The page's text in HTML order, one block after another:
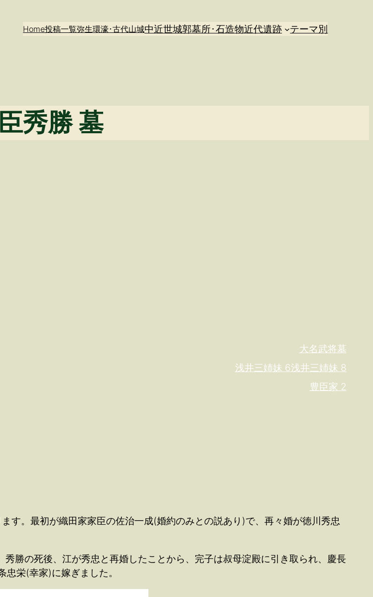
Home投稿一覧弥生環濠･古代山城中近世城郭墓所･石造物近代遺跡 テーマ別
秀勝 墓
大名武将墓
浅井三姉妹 6浅井三姉妹 8
豊臣家 2
す。最初が織田家家臣の佐治一成(婚約のみとの説あり)で、再々婚が徳川秀忠
勝の死後、江が秀忠と再婚したことから、完子は叔母淀殿に引き取られ、慶長
栄(幸家)に嫁ぎました。